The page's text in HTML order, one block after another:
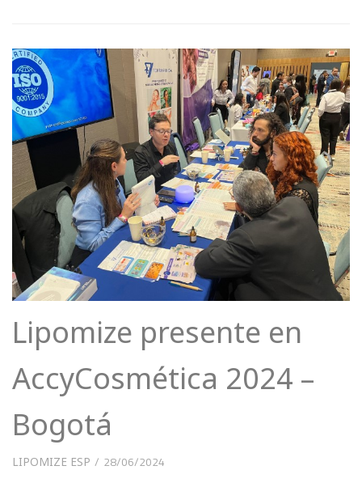
Lipomize presente en
AccyCosmética 2024 –
Bogotá
LIPOMIZE ESP 28/06/2024